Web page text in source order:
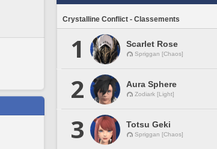
Crystalline Conflict - Classements
1 Scarlet Rose
Spriggan [Chaos]
2 Aura Sphere
Zodiark [Light]
3 Totsu Geki
Spriggan [Chaos]